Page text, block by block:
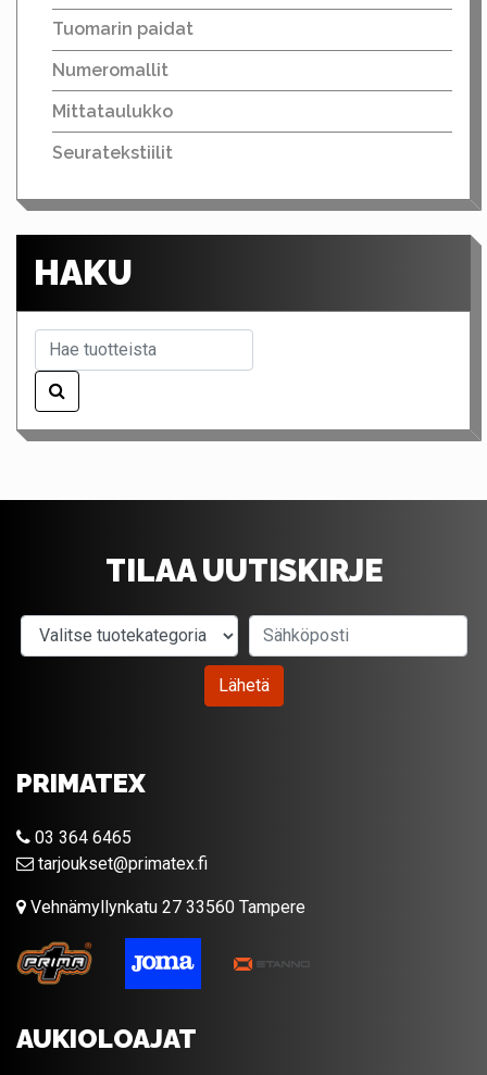
Tuomarin paidat
Numeromallit
Mittataulukko
Seuratekstiilit
HAKU
TILAA UUTISKIRJE
Valitse tuotekategoria
Lähetä
PRIMATEX
03 364 6465
tarjoukset@primatex.fi
Vehnämyllynkatu 27 33560 Tampere
AUKIOLOAJAT